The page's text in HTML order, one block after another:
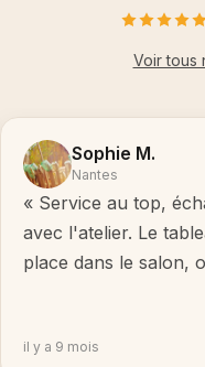
Voir tous
Sophie M.
Nantes
« Service au top,
avec l'atelier. Le
place dans le salon,
il y a 9 mois